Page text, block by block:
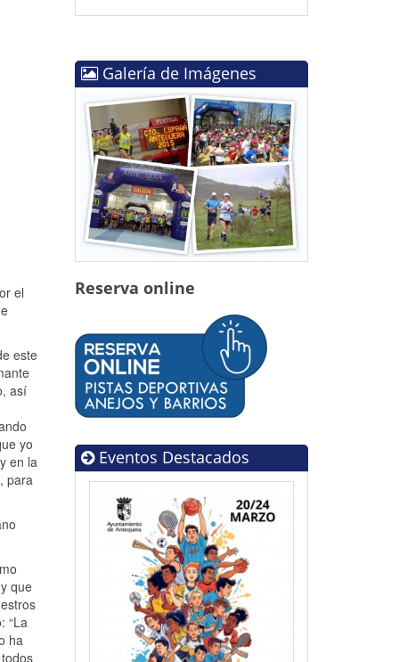
el
este
así
yo
en la
para
que
“La
ha
Galería de Imágenes
Reserva online
Eventos Destacados